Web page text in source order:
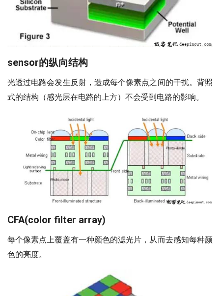
sensor的纵向结构
光透过电路会发生反射，造成每个像素点之间的干扰。背照
式的结构（感光层在电路的上方）不会受到电路的影响。
CFA(color filter array)
每个像素点上覆盖有一种颜色的滤光片，从而去感知每种颜
色的亮度。